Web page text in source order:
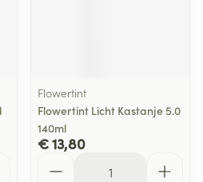
Flowertint
Flowertint Licht Kastanje 5.0
140ml
€ 13,80